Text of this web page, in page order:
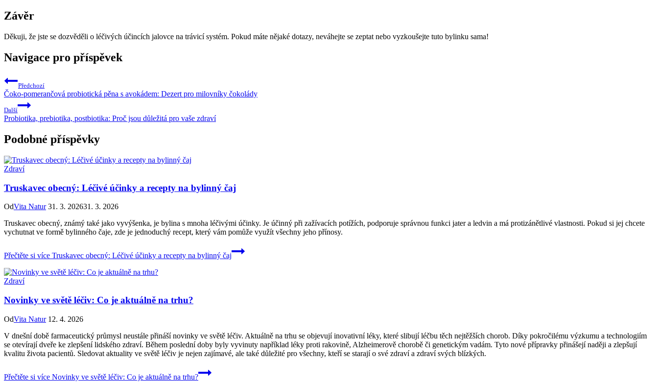
Závěr
Děkuji, že jste se dozvěděli o léčivých účincích jalovce na trávicí systém. Pokud máte nějaké dotazy, neváhejte se zeptat nebo vyzkoušejte tuto bylinku sama!
Navigace pro příspěvek
Předchozí
Čoko-pomerančová probiotická pěna s avokádem: Dezert pro milovníky čokolády
Další
Probiotika, prebiotika, postbiotika: Proč jsou důležitá pro vaše zdraví
Podobné příspěvky
Zdraví
Truskavec obecný: Léčivé účinky a recepty na bylinný čaj
OdVita Natur 31. 3. 202631. 3. 2026
Truskavec obecný, známý také jako vyvýšenka, je bylina s mnoha léčivými účinky. Je účinný při zažívacích potížích, podporuje správnou funkci jater a ledvin a má protizánětlivé vlastnosti. Pokud si jej chcete
vychutnat ve formě bylinného čaje, zde je jednoduchý recept, který vám pomůže využít všechny jeho přínosy.
Přečtěte si více Truskavec obecný: Léčivé účinky a recepty na bylinný čaj
Zdraví
Novinky ve světě léčiv: Co je aktuálně na trhu?
OdVita Natur 12. 4. 2026
V dnešní době farmaceutický průmysl neustále přináší novinky ve světě léčiv. Aktuálně na trhu se objevují inovativní léky, které slibují léčbu těch nejtěžších chorob. Díky pokročilému výzkumu a technologiím
se otevírají dveře ke zlepšení lidského zdraví. Během poslední doby byly vyvinuty například léky proti rakovině, Alzheimerově chorobě či genetickým vadám. Tyto nové přípravky přinášejí naději a zlepšují
kvalitu života pacientů. Sledovat aktuality ve světě léčiv je nejen zajímavé, ale také důležité pro všechny, kteří se starají o své zdraví a zdraví svých blízkých.
Přečtěte si více Novinky ve světě léčiv: Co je aktuálně na trhu?